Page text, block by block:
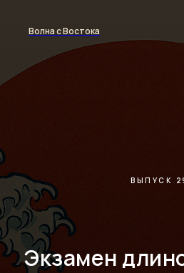
Волна с Востока
ВЫПУСК
Экзамен